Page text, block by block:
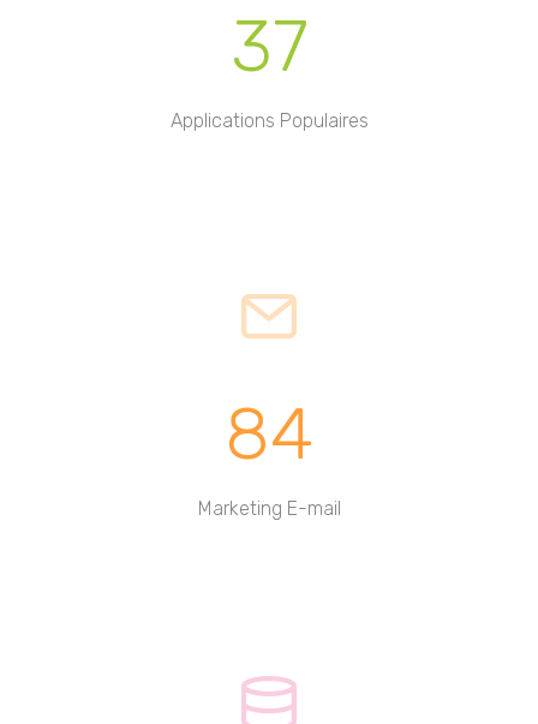
37
Applications Populaires
84
Marketing E-mail